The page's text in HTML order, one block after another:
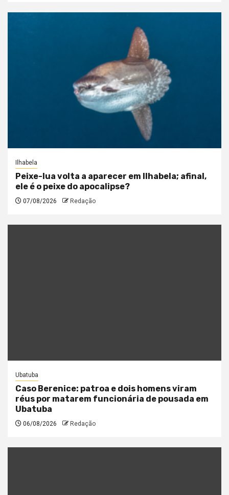
Ilhabela
Peixe-lua volta a aparecer em Ilhabela; afinal,
ele é o peixe do apocalipse?
07/08/2026 Redação
Ubatuba
Caso Berenice: patroa e dois homens viram
réus por matarem funcionária de pousada em
Ubatuba
06/08/2026 Redação